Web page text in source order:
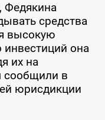
Федякина
средства
высокую
инвестиций она
их на
сообщили в
юрисдикции